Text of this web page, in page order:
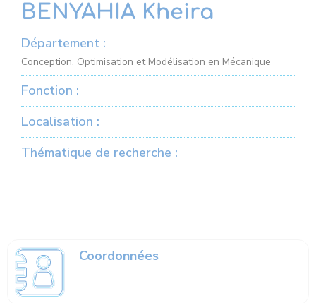
BENYAHIA Kheira
Département :
Conception, Optimisation et Modélisation en Mécanique
Fonction :
Localisation :
Thématique de recherche :
Coordonnées